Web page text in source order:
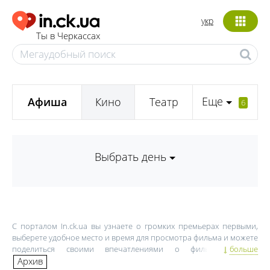
Ты в Черкассах
укр
Афиша Кино Театр Еще 6
Выбрать день
С порталом In.ck.ua вы узнаете о громких премьерах первыми,
выберете удобное место и время для просмотра фильма и можете
поделиться своими впечатлениями о фильме. Афиша
кинотеатров Черкасс, цены на билеты, расписание киносеансов,
больше
Архив